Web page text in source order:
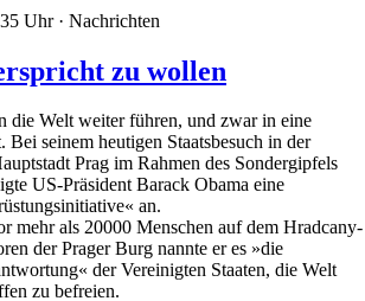
Uhr· Nachrichten
zu wollen
die Welt weiter führen, und zwar in eine
Bei seinem heutigen Staatsbesuch in der
Prag im Rahmen des Sondergipfels
US-Präsident Barack Obama eine
an.
mehr als 20000 Menschen auf dem Hradcany-
der Prager Burg nannte er es »die
der Vereinigten Staaten, die Welt
zu befreien.